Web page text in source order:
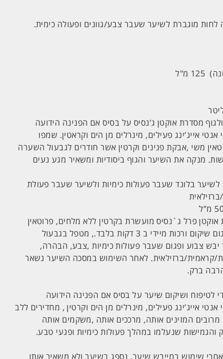
מוגברת לשיער שעבר צבע/גוונים ופעולה כימית.
מסדרת אוקטן ג’נסיס על בסיס אם הפנינה הידועה
אייג’ינג פעילים, מינרלים מן הים וקראטין. שמפו
משי ,אבקת פנינים וקרטין אשר חודרים לגבעול השערה
מנקה את השיער והגוף ביסודיות ומשאיר מגע נעים
בלונד שעבר פעולות כימיות ולשיער שעבר פעולת
פרל ג`נסיס מועשרת בקרטין ללא מלחים, פרוטאין
וחומצות אמינו .מעניק לשיער פגום שיקום ורכות מיידי ב 3 דקות בלבד., מטפל בגבעול
צבוע ופגום שעבר פעולות כימיות ,צבע, הבהרה,
קראמית/ברזילאית. לאחר השימוש במסכה השיער נשאר
ברק.
לטיפוח ושיקום שיער על בסיס אם הפנינה הידועה
אייג’ינג פעילים, מינרלים מן הים וקרטין , מחדירים ללב
מרובים המזינים אותה, מרככים אותה ,משקמים אותה
שנעלמו במהלך פעולות כימיות ופגעי טבע.
שימוש במייבש שיער. נספג בשיער ולא משאיר אותו